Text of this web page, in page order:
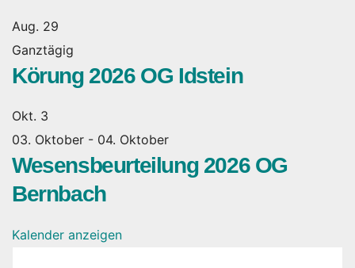
Aug. 29
Ganztägig
Körung 2026 OG Idstein
Okt. 3
03. Oktober - 04. Oktober
Wesensbeurteilung 2026 OG
Bernbach
Kalender anzeigen